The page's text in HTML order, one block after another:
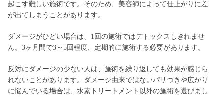
起こす難しい施術です。そのため、美容師によって仕上がりに差
が出てしまうことがあります。
ダメージがひどい場合は、1回の施術ではデトックスしきれませ
ん。3ヶ月間で3～5回程度、定期的に施術する必要があります。
反対にダメージの少ない人は、施術を繰り返しても効果が感じら
れないことがあります。ダメージ由来ではないパサつきや広がり
に悩んでいる場合は、水素トリートメント以外の施術を選びまし